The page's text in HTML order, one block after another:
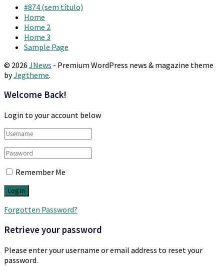
#874 (sem título)
Home
Home 2
Home 3
Sample Page
© 2026 JNews - Premium WordPress news & magazine theme
byJegtheme.
Welcome Back!
Login to your account below
Remember Me
Forgotten Password?
Retrieve your password
Please enter your username or email address to reset your
password.